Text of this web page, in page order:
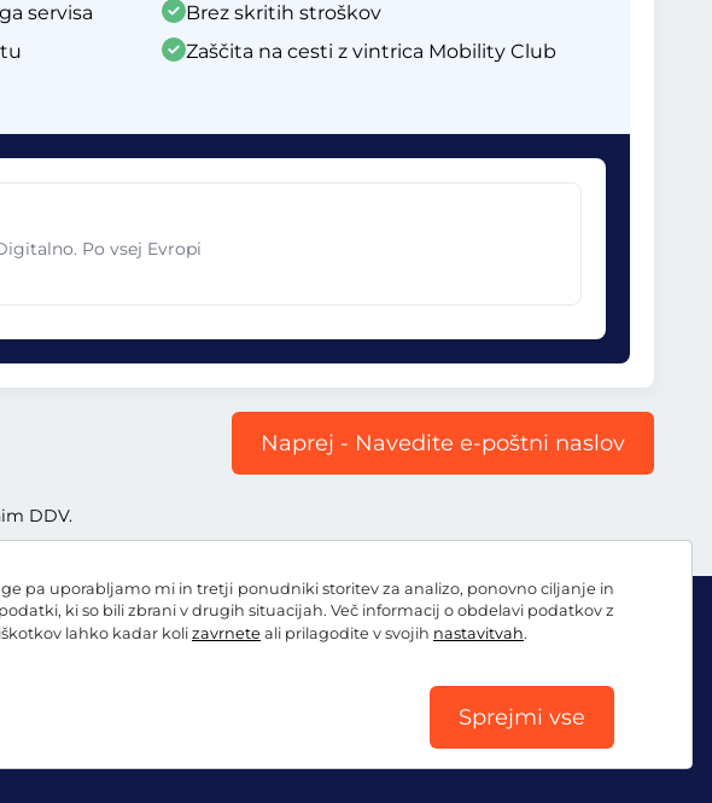
pa uporabljamo mi in tretji ponudniki storitev za analizo, ponovno ciljanje in
ki so bili zbrani v drugih situacijah. Več informacij o obdelavi podatkov z
lahko kadar kolizavrnete ali prilagodite v svojih nastavitvah.
Sprejmi vse
servisa
Brez skritih stroškov
Zaščita na cesti z vintrica Mobility Club
Po vsej Evropi
Naprej - Navedite e-poštni naslov
DDV.